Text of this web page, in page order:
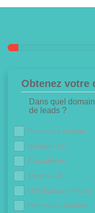
Obtenez votre
Dans quel
de leads ?
Pompes à chaleur
Isolation 1€
Chaudières
Douche 0€
ITE (Isolation Murs)
Panneaux solaires